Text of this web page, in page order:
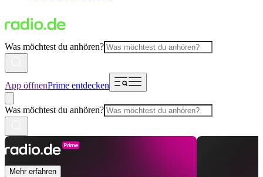
Was möchtest du anhören?
App öffnenPrime entdecken
Was möchtest du anhören?
Mehr erfahren